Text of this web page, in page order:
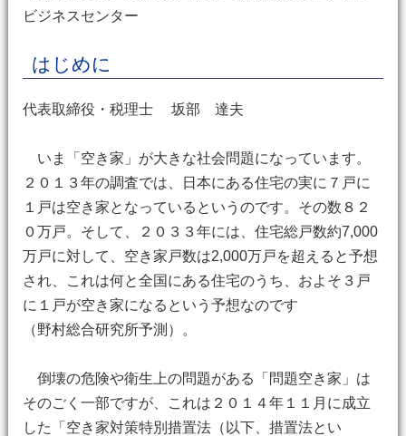
ビジネスセンター
はじめに
代表取締役・税理士 坂部 達夫
いま「空き家」が大きな社会問題になっています。
２０１３年の調査では、日本にある住宅の実に７戸に
１戸は空き家となっているというのです。その数８２
０万戸。そして、２０３３年には、住宅総戸数約7,000
万戸に対して、空き家戸数は2,000万戸を超えると予想
され、これは何と全国にある住宅のうち、およそ３戸
に１戸が空き家になるという予想なのです
（野村総合研究所予測）。
倒壊の危険や衛生上の問題がある「問題空き家」は
そのごく一部ですが、これは２０１４年１１月に成立
した「空き家対策特別措置法（以下、措置法とい